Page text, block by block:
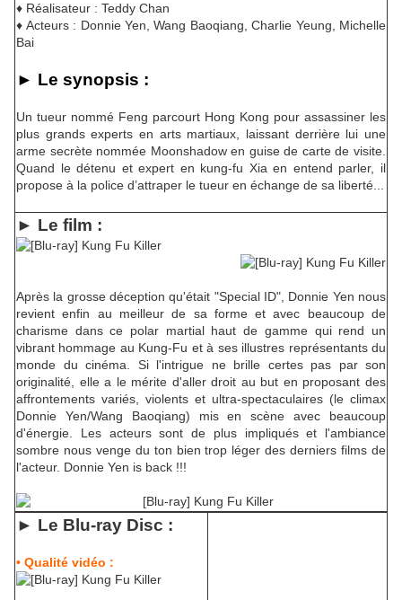
♦ Réalisateur : Teddy Chan
♦ Acteurs : Donnie Yen, Wang Baoqiang, Charlie Yeung, Michelle
Bai
► Le synopsis :
Un tueur nommé Feng parcourt Hong Kong pour assassiner les
plus grands experts en arts martiaux, laissant derrière lui une
arme secrète nommée Moonshadow en guise de carte de visite.
Quand le détenu et expert en kung-fu Xia en entend parler, il
propose à la police d’attraper le tueur en échange de sa liberté...
► Le film :
Après la grosse déception qu'était "Special ID", Donnie Yen nous
revient enfin au meilleur de sa forme et avec beaucoup de
charisme dans ce polar martial haut de gamme qui rend un
vibrant hommage au Kung-Fu et à ses illustres représentants du
monde du cinéma. Si l'intrigue ne brille certes pas par son
originalité, elle a le mérite d'aller droit au but en proposant des
affrontements variés, violents et ultra-spectaculaires (le climax
Donnie Yen/Wang Baoqiang) mis en scène avec beaucoup
d'énergie. Les acteurs sont de plus impliqués et l'ambiance
sombre nous venge du ton bien trop léger des derniers films de
l'acteur. Donnie Yen is back !!!
► Le Blu-ray Disc :
• Qualité vidéo :